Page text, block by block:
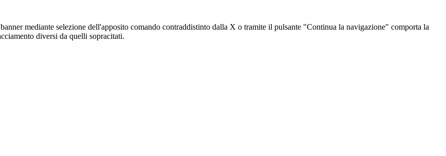
mediante selezione dell'apposito comando contraddistinto dalla X o tramite il pulsante "Continua la navigazione" comporta la
diversi da quelli sopracitati.